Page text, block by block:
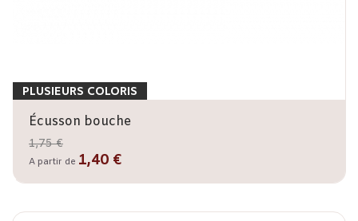
PLUSIEURS COLORIS
Écusson bouche
1,75 €
A partir de 1,40 €